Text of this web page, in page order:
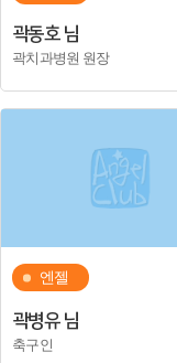
곽동호 님
곽치과병원 원장
엔젤
곽병유 님
축구인